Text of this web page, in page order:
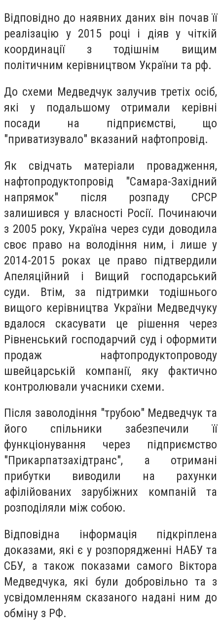
Відповідно до наявних даних він почав її
реалізацію у 2015 році і діяв у чіткій
координації з тодішнім вищим
політичним керівництвом України та рф.
До схеми Медведчук залучив третіх осіб,
які у подальшому отримали керівні
посади на підприємстві, що
"приватизувало" вказаний нафтопровід.
Як свідчать матеріали провадження,
нафтопродуктопровід "Самара-Західний
напрямок" після розпаду СРСР
залишився у власності Росії. Починаючи
з 2005 року, Україна через суди доводила
своє право на володіння ним, і лише у
2014-2015 роках це право підтвердили
Апеляційний і Вищий господарський
суди. Втім, за підтримки тодішнього
вищого керівництва України Медведчуку
вдалося скасувати це рішення через
Рівненський господарчий суд і оформити
продаж нафтопродуктопроводу
швейцарській компанії, яку фактично
контролювали учасники схеми.
Після заволодіння "трубою" Медведчук та
його спільники забезпечили її
функціонування через підприємство
"Прикарпатзахідтранс", а отримані
прибутки виводили на рахунки
афілійованих зарубіжних компаній та
розподіляли між собою.
Відповідна інформація підкріплена
доказами, які є у розпорядженні НАБУ та
СБУ, а також показами самого Віктора
Медведчука, які були добровільно та з
усвідомленням сказаного надані ним до
обміну з РФ.